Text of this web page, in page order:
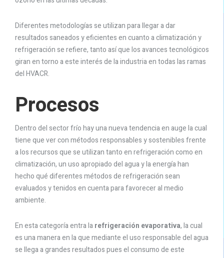
Diferentes metodologías se utilizan para llegar a dar
resultados saneados y eficientes en cuanto a climatización y
refrigeración se refiere, tanto así que los avances tecnológicos
giran en torno a este interés de la industria en todas las ramas
del HVACR.
Procesos
Dentro del sector frío hay una nueva tendencia en auge la cual
tiene que ver con métodos responsables y sostenibles frente
a los recursos que se utilizan tanto en refrigeración como en
climatización, un uso apropiado del agua y la energía han
hecho qué diferentes métodos de refrigeración sean
evaluados y tenidos en cuenta para favorecer al medio
ambiente.
En esta categoría entra larefrigeración evaporativa, la cual
es una manera en la que mediante el uso responsable del agua
se llega a grandes resultados pues el consumo de este